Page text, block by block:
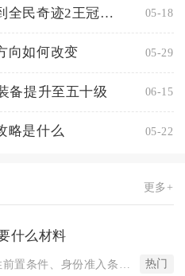
请问在哪里可以找到全民奇迹2王冠大道 05-18
向如何改变 05-29
备提升至五十级 06-15
略是什么 05-22
更多+
什么材料
申请攻城掠地九品官职分为硬性前置条件、身份准入条件以及申请递... 热门